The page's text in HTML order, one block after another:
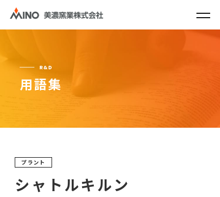
R&D
用語集
プラント
シャトルキルン